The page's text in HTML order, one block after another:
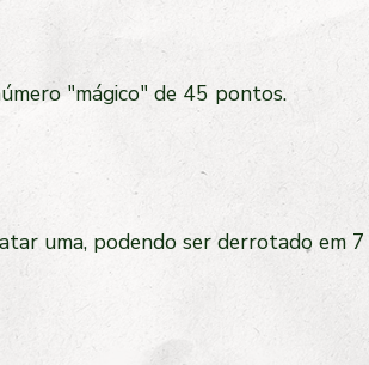
"mágico" de 45 pontos.
uma, podendo ser derrotado em